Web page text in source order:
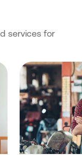
services for